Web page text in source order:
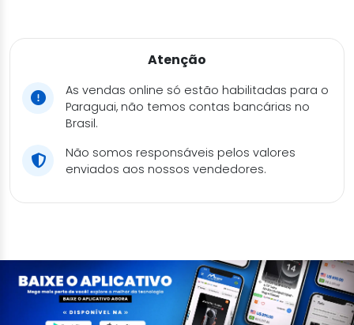
Atenção
As vendas online só estão habilitadas para o
Paraguai, não temos contas bancárias no
Brasil.
Não somos responsáveis pelos valores
enviados aos nossos vendedores.